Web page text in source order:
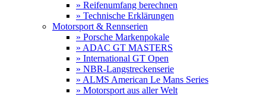
» Reifenumfang berechnen
» Technische Erklärungen
Motorsport & Rennserien
» Porsche Markenpokale
» ADAC GT MASTERS
» International GT Open
» NBR-Langstreckenserie
» ALMS American Le Mans Series
» Motorsport aus aller Welt